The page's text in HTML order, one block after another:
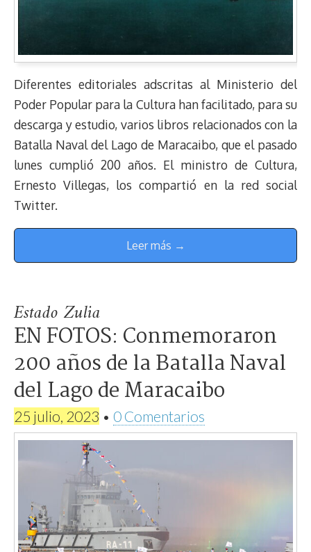
Diferentes editoriales adscritas al Ministerio del
Poder Popular para la Cultura han facilitado, para su
descarga y estudio, varios libros relacionados con la
Batalla Naval del Lago de Maracaibo, que el pasado
lunes cumplió 200 años. El ministro de Cultura,
Ernesto Villegas, los compartió en la red social
Twitter.
Leer más →
Estado Zulia
EN FOTOS: Conmemoraron
200 años de la Batalla Naval
del Lago de Maracaibo
25 julio, 2023 • 0 Comentarios